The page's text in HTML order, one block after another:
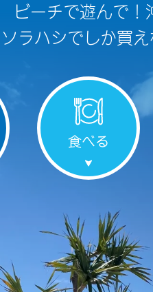
ビーチで遊んで！
ソラハシでしか買